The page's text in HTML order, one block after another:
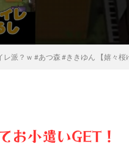
レ派？ｗ #あつ森 #ききゆん 【嬉々